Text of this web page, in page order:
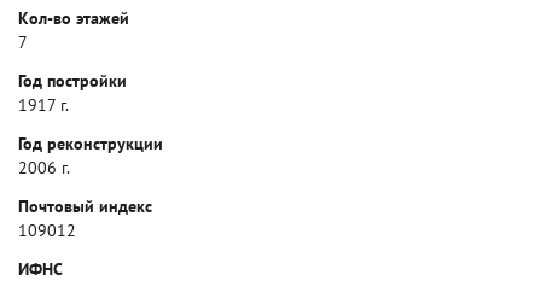
Кол-во этажей
7
Год постройки
1917 г.
Год реконструкции
2006 г.
Почтовый индекс
109012
ИФНС